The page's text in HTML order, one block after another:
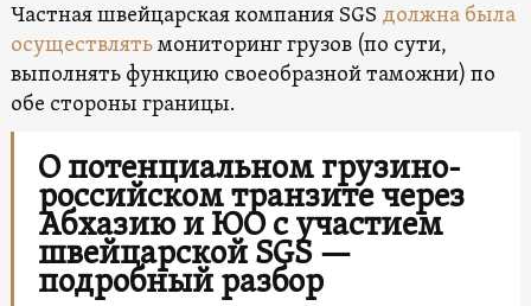
Частная швейцарская компания SGS должна была
осуществлятьмониторинг грузов (по сути,
выполнять функцию своеобразной таможни) по
обе стороны границы.
О потенциальном грузино-
российском транзите через
Абхазию и ЮО с участием
швейцарской SGS —
подробный разбор